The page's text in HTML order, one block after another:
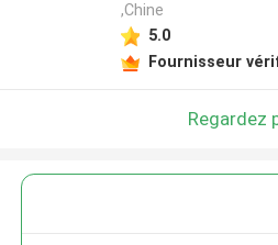
,Chine
5.0
Fournisseur
Regardez